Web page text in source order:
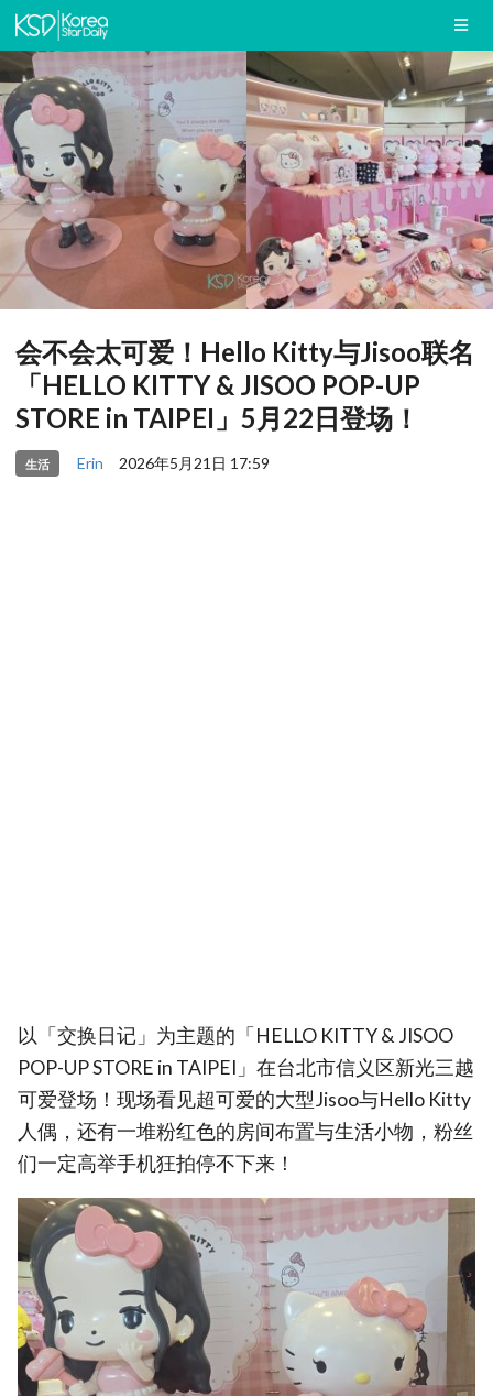
会不会太可爱！Hello Kitty与Jisoo联名
「HELLO KITTY & JISOO POP-UP
STORE in TAIPEI」5月22日登场！
生活 Erin 2026年5月21日 17:59
以「交换日记」为主题的「HELLO KITTY & JISOO
POP-UP STORE in TAIPEI」在台北市信义区新光三越
可爱登场！现场看见超可爱的大型Jisoo与Hello Kitty
人偶，还有一堆粉红色的房间布置与生活小物，粉丝
们一定高举手机狂拍停不下来！